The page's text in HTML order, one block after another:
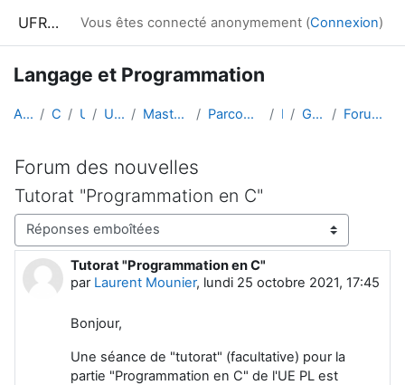
UFRIM²AG : Moodle Vous êtes connecté anonymement (Connexion)
Langage et Programmation
Accueil Cours UGA UFRIM²AG Master Informatique Parcours CCI 2e année PL1 Généralités Forum des nouvelles
Forum des nouvelles
Tutorat "Programmation en C"
Type d’affichage
Tutorat "Programmation en C"
par Laurent Mounier, lundi 25 octobre 2021, 17:45
Nombre de réponses : 0
Bonjour,
Une séance de "tutorat" (facultative) pour la
partie "Programmation en C" de l'UE PL est